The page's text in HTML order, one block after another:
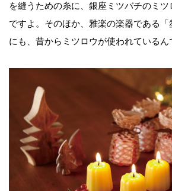
を縫うための糸に、銀座ミツバチのミ
ですよ。そのほか、雅楽の楽器である
にも、昔からミツロウが使われているん